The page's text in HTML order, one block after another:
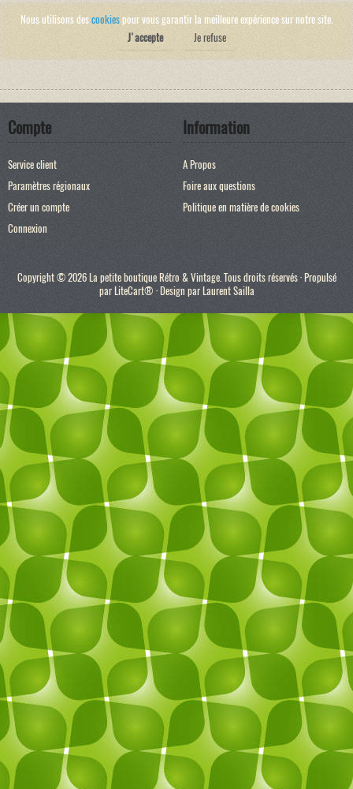
Nous utilisons descookiespour vous garantir la meilleure expérience sur notre site.
J'accepte
Je refuse
Compte
Service client
Paramètres régionaux
Créer un compte
Connexion
Information
A Propos
Foire aux questions
Politique en matière de cookies
Copyright © 2026 La petite boutique Rétro & Vintage. Tous droits réservés · Propulsé
parLiteCart® · Design parLaurent Sailla